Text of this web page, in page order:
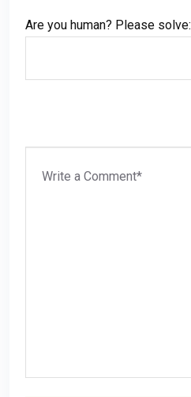
Are you human? Please solve: